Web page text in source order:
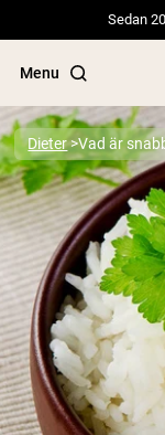
Sedan
Menu
Populära söktermer
”Protein Powder“
”Overnight Oats“
”Vegan protein“
”Collagen“
”Micellar Casein“
PROTEIN
Dieter Vad är